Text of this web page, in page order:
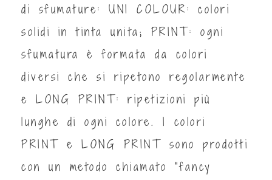
di sfumature: UNI COLOUR: colori
solidi in tinta unita; PRINT: ogni
sfumatura è formata da colori
diversi che si ripetono regolarmente
e LONG PRINT: ripetizioni più
lunghe di ogni colore. I colori
PRINT e LONG PRINT sono prodotti
con un metodo chiamato “fancy